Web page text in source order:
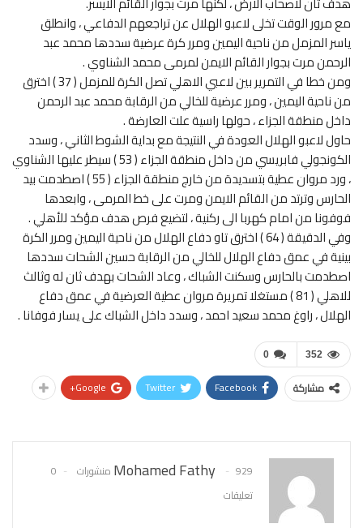
مع مرور الوقت تخلى لاعبو الهلال عن تراجعهم الدفاعي ، وانطلق
ياسر المزمل من ناحية اليمين ومرر كرة عرضية سددها محمد عبد
الرحمن مرت بجوار القائم الايمن لمرمى محمد الشناوي .
ومن خطا في التمرير بين لاعبي الاهلي تصل الكرة للمزمل ( 37 ) اخترق
من ناحية اليمين ، ومرر عرضية للخالي من الرقابة محمد عبد الرحمن
داخل منطقة الجزاء ، حولها راسية علت العارضة .
حاول لاعبو الهلال العودة في النتيجة مع بداية الشوط الثاني ، وسدد
الكونجولي فابريسي من داخل منطقة الجزاء ( 53 ) سيطر عليها الشناوي
، ورد مروان عطية بتسديدة من خارج منطقة الجزاء ( 55 ) اصطدمت بيد
الحارس وترتد من القائم الايمن ومرت على خط المرمى ، وابعدها
فوفونا من امام كهربا الى ركنية ، لتضيع فرص هدف مؤكد للأهلي .
وفي الدقيقة ( 64 ) اخترق تاو دفاع الهلال من ناحية اليمين ومرر الكرة
بينية في عمق دفاع الهلال للخالي من الرقابة حسين الشحات سددها
اصطدمت بالحارس وسكنت الشباك ، وعاد الشحات بهدف ثان له وثالث
للاهلي ( 81 ) مستغلا تمريرة مروان عطية العرضية في عمق دفاع
الهلال ، راوغ محمد سعيد احمد ، وسدد داخل الشباك على يسار فوفانا .
0 352
مشاركة Facebook
Twitter
Google+
Mohamed Fathy 929 منشورات
0
تعليقات